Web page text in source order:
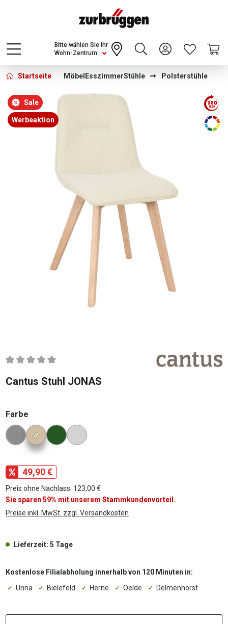
Choose a different country or region to see
content for your location and shop online
CONTINUE
Wohn-Zentrum
Bitte wählen Sie Ihr
Startseite Möbel EsszimmerStühle Polsterstühle
Bildergalerie überspringen
Sale
Werbeaktion
Durchschnittliche Bewertung von 0 von 5 Sternen
Cantus Stuhl JONAS
Farbe
Konfigurator Farbe
49,90 €
Preis ohne Nachlass: 123,00 €
Sie sparen 59% mit unserem Stammkundenvorteil.
Preise inkl. MwSt. zzgl. Versandkosten
Lieferzeit: 5 Tage
Kostenlose Filialabholung innerhalb von 120 Minuten in:
Unna
Bielefeld Herne Oelde Delmenhorst